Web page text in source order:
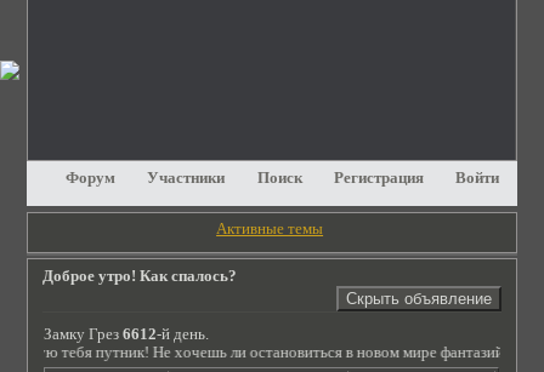
Форум Участники Поиск Регистрация Войти
Активные темы
Доброе утро! Как спалось?
Замку Грез6612-й день.
тебя путник! Не хочешь ли остановиться в новом мире фантазий?!